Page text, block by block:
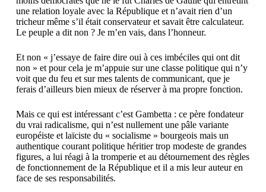
une relation loyale avec la République et n’avait rien d’un
tricheur même s’il était conservateur et savait être calculateur.
Le peuple a dit non ? Je m’en vais, dans l’honneur.
Et non « j’essaye de faire dire oui à ces imbéciles qui ont dit
non » et pour cela je m’appuie sur une classe politique qui n’y
voit que du feu et sur mes talents de communicant, que je
ferais d’ailleurs bien mieux de réserver à ma propre fonction.
Mais ce qui est intéressant c’est Gambetta : ce père fondateur
du vrai radicalisme, qui n’est nullement une pâle variante
européiste et laïciste du « socialisme » bourgeois mais un
authentique courant politique héritier trop modeste de grandes
figures, a lui réagi à la tromperie et au détournement des règles
de fonctionnement de la République et il a mis leur auteur en
face de ses responsabilités.